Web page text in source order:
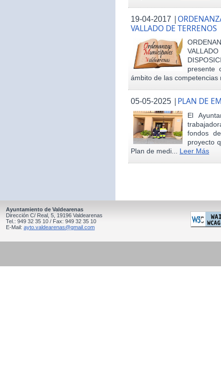
19-04-2017 |
VALLADO DE TERRENOS
presente
ámbito de las
05-05-2025 | PLAN DE
El
fondos
proyecto
Plan de medi... Leer Más
Ayuntamiento de Valdearenas
Dirección C/ Real, 5, 19196 Valdearenas
Tel.: 949 32 35 10 / Fax: 949 32 35 10
E-Mail: ayto.valdearenas@gmail.com